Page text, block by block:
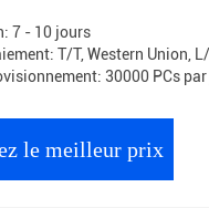
7 - 10 jours
T/T, Western Union,
30000 PCs
le meilleur prix